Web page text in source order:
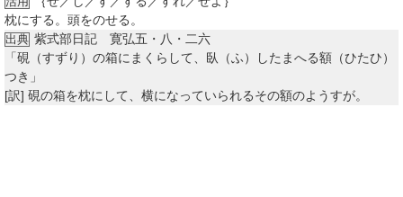
枕にする。頭をのせる。
出典 紫式部日記 寛弘五・八・二六
「硯（すずり）の箱にまくらして、臥（ふ）したまへる額（ひたひ）
つき」
[訳] 硯の箱を枕にして、横になっていられるその額のようすが。